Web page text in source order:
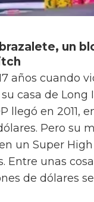
un
años cuando
casa de Long
llegó en 2011,
Pero su
un Super
Entre unas
de dólares